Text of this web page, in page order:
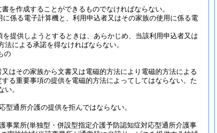
を作成することができるものでなければならない。
係る電子計算機と、利用申込者又はその家族の使用に係る電
を提供しようとするときは、あらかじめ、当該利用申込者又は
による承諾を得なければならない。
の
はその家族から文書又は電磁的方法により電磁的方法による
する重要事項の提供を電磁的方法によってしてはならない。 た
。
通所介護の提供を拒んではならない。
事業所(単独型・併設型指定介護予防認知症対応型通所介護事